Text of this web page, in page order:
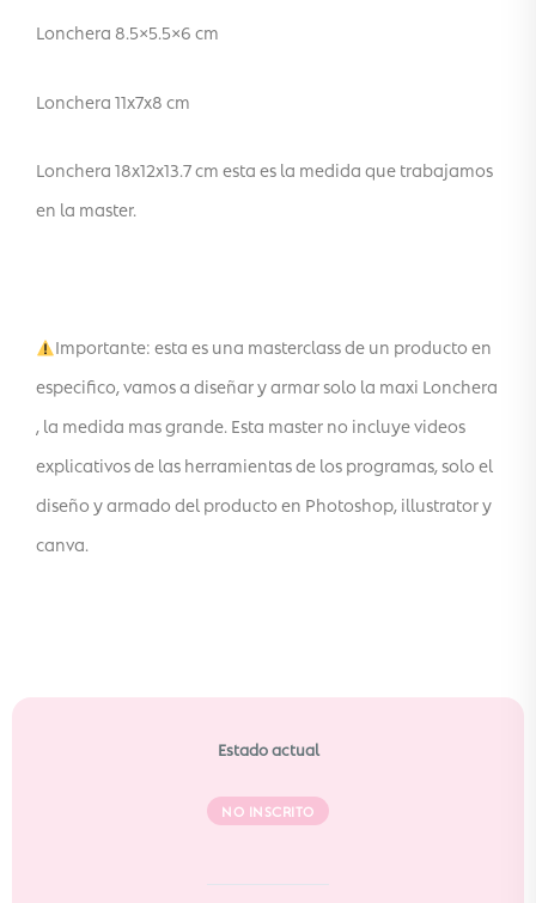
Lonchera 8.5×5.5×6 cm
Lonchera 11x7x8 cm
Lonchera 18x12x13.7 cm esta es la medida que trabajamos
en la master.
Importante: esta es una masterclass de un producto en
especifico, vamos a diseñar y armar solo la maxi Lonchera
, la medida mas grande. Esta master no incluye videos
explicativos de las herramientas de los programas, solo el
diseño y armado del producto en Photoshop, illustrator y
canva.
Estado actual
NO INSCRITO